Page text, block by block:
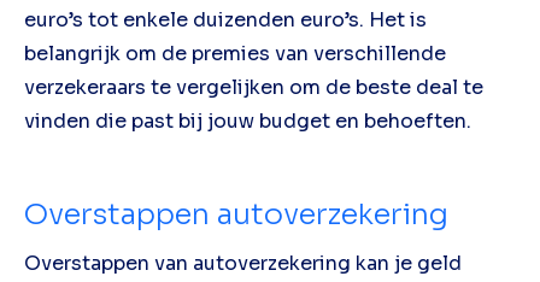
euro’s tot enkele duizenden euro’s. Het is
belangrijk om de premies van verschillende
verzekeraars te vergelijken om de beste deal te
vinden die past bij jouw budget en behoeften.
Overstappen autoverzekering
Overstappen van autoverzekering kan je geld